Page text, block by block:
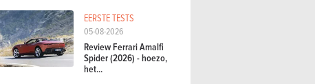
EERSTE TESTS
05-08-2026
Review Ferrari Amalfi
Spider (2026) - hoezo,
het...